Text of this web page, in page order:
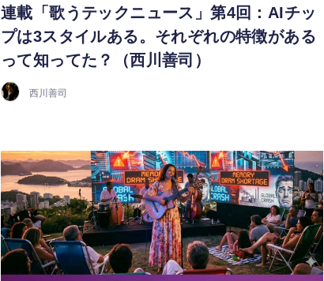
連載「歌うテックニュース」第4回：AIチッ
プは3スタイルある。それぞれの特徴がある
って知ってた？（西川善司）
西川善司